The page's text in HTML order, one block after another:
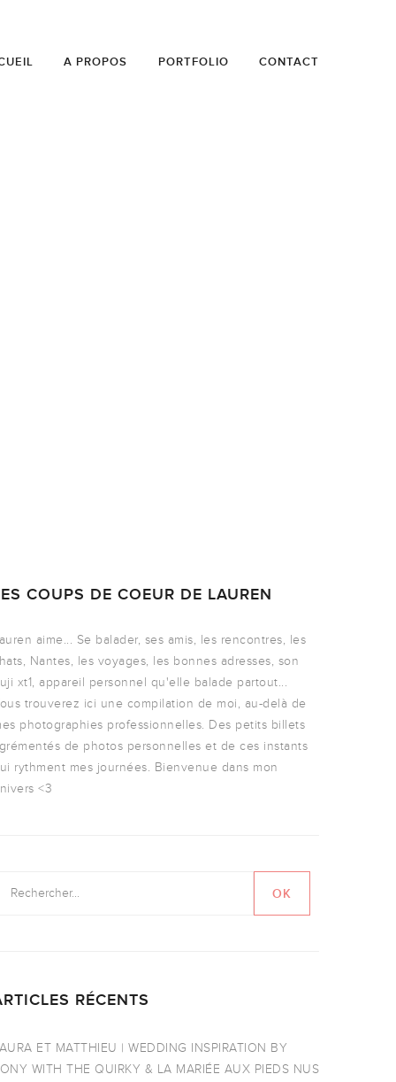
A PROPOS PORTFOLIO CONTACT
COUPS DE COEUR DE LAUREN
aime... Se balader, ses amis, les rencontres, les
Nantes, les voyages, les bonnes adresses, son
xt1, appareil personnel qu'elle balade partout...
trouverez ici une compilation de moi, au-delà de
photographies professionnelles. Des petits billets
de photos personnelles et de ces instants
rythment mes journées. Bienvenue dans mon
<3
RÉCENTS
ET MATTHIEU | WEDDING INSPIRATION BY
WITH THE QUIRKY & LA MARIÉE AUX PIEDS NUS